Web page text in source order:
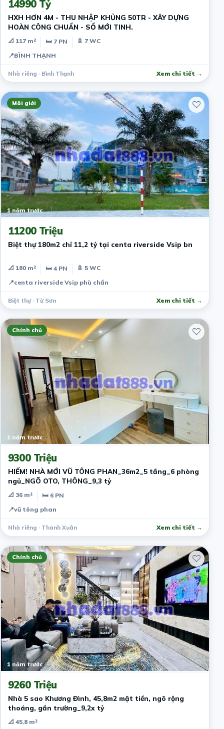
14990 Tỷ
HXH HƠN 4M - THU NHẬP KHỦNG 50TR - XÂY DỰNG
HOÀN CÔNG CHUẨN - SỔ MỚI TINH.
📐 117 m² 🛏 7 PN
🚿 7 WC
📍BÌNH THẠNH
Nhà riêng · Bình Thạnh Xem chi tiết →
Môi giới
1 năm trước
11200 Triệu
Biệt thự 180m2 chỉ 11,2 tỷ tại centa riverside Vsip bn
📐 180 m² 🛏 4 PN
🚿 5 WC
📍centa riverside Vsip phù chẩn
Biệt thự · Từ Sơn Xem chi tiết →
Chính chủ
1 năm trước
9300 Triệu
HIẾM! NHÀ MỚI VŨ TÔNG PHAN_36m2_5 tầng_6 phòng
ngủ_NGÕ OTO, THÔNG_9,3 tỷ
📐 36 m²
🛏 6 PN
📍vũ tông phan
Nhà riêng · Thanh Xuân Xem chi tiết →
Chính chủ
1 năm trước
9260 Triệu
Nhà 5 sao Khương Đình, 45,8m2 mặt tiền, ngõ rộng
thoáng, gần trường_9,2x tỷ
📐 45.8 m²